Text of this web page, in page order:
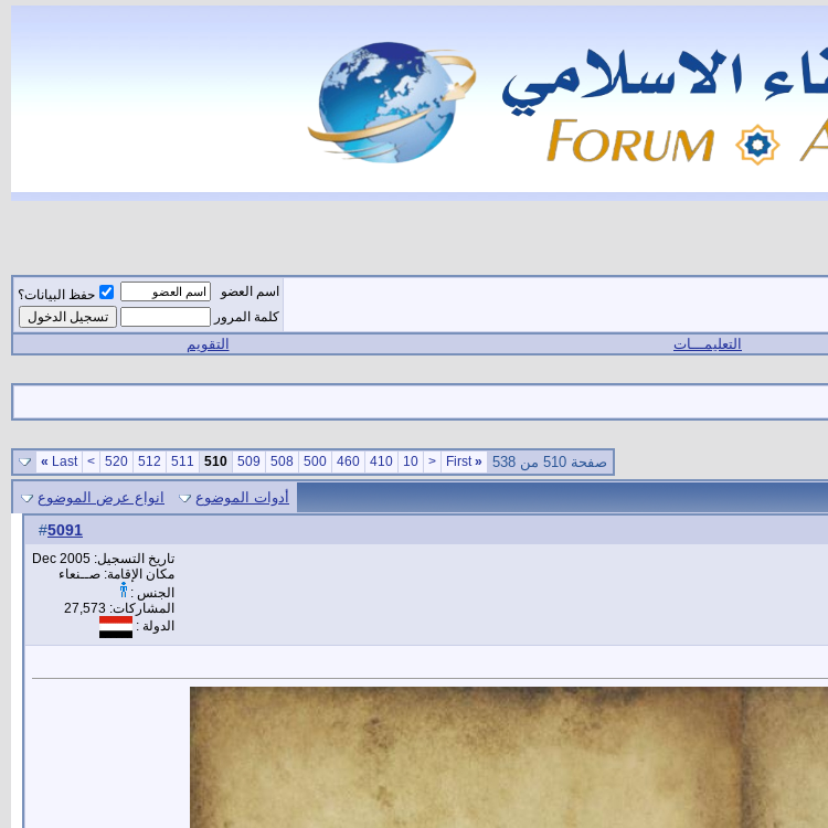
اسم العضو
حفظ البيانات؟
كلمة المرور
التعليمـــات التقويم
صفحة 510 من 538 «
First
<
10
410
460
500
508
509
510
511
512
520
>
Last
»
أدوات الموضوع انواع عرض الموضوع
5091
تاريخ التسجيل: Dec 2005
مكان الإقامة: صــنعاء
الجنس :
المشاركات: 27,573
الدولة :